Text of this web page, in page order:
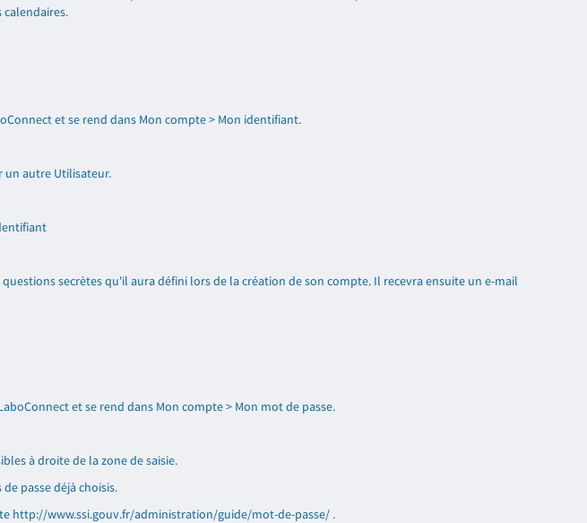
et se rend dans Mon compte > Mon identifiant.
un autre Utilisateur.
secrètes qu'il aura défini lors de la création de son compte. Il recevra ensuite un e-mail
et se rend dans Mon compte > Mon mot de passe.
à droite de la zone de saisie.
passe déjà choisis.
http://www.ssi.gouv.fr/administration/guide/mot-de-passe/ .